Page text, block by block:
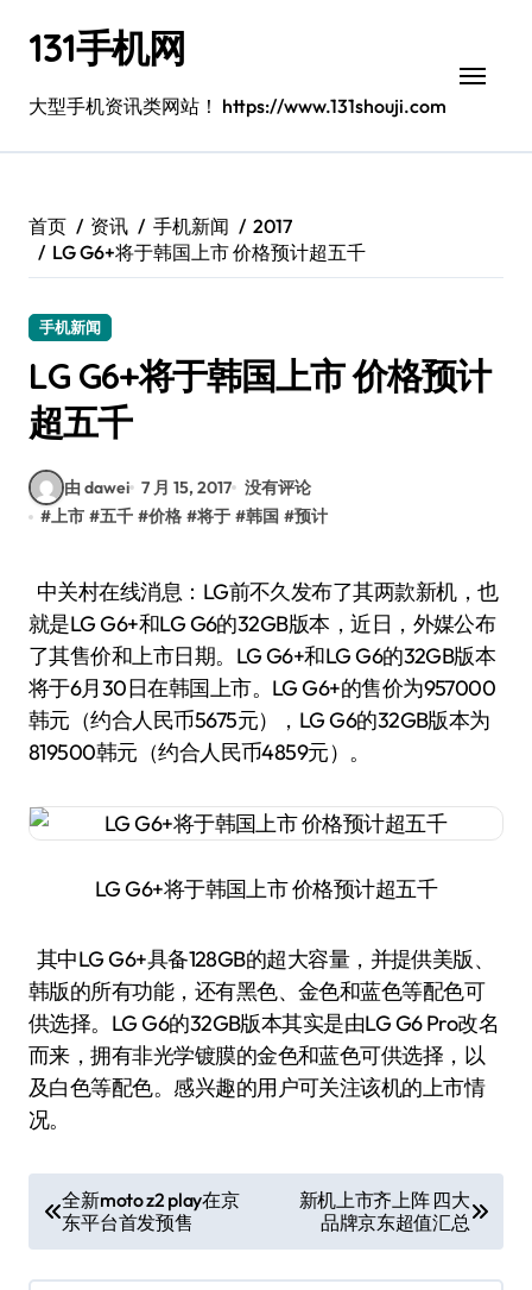
131手机网
大型手机资讯类网站！ https://www.131shouji.com
首页 资讯 手机新闻
2017
LG G6+将于韩国上市 价格预计超五千
手机新闻
LG G6+将于韩国上市 价格预计
超五千
由 dawei 7 月 15, 2017 没有评论
#上市 #五千 #价格 #将于 #韩国 #预计
中关村在线消息：LG前不久发布了其两款新机，也
就是LG G6+和LG G6的32GB版本，近日，外媒公布
了其售价和上市日期。LG G6+和LG G6的32GB版本
将于6月30日在韩国上市。LG G6+的售价为957000
韩元（约合人民币5675元），LG G6的32GB版本为
819500韩元（约合人民币4859元）。
LG G6+将于韩国上市 价格预计超五千
其中LG G6+具备128GB的超大容量，并提供美版、
韩版的所有功能，还有黑色、金色和蓝色等配色可
供选择。LG G6的32GB版本其实是由LG G6 Pro改名
而来，拥有非光学镀膜的金色和蓝色可供选择，以
及白色等配色。感兴趣的用户可关注该机的上市情
况。
章
导
全新moto z2 play在京
东平台首发预售
新机上市齐上阵 四大
品牌京东超值汇总